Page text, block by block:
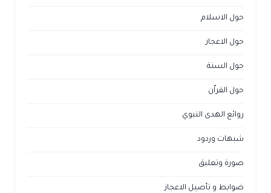
حول الاسلام
حول الاعجاز
حول السنة
حول القراّن
روائع الهدى النبوي
شبهات وردود
صورة وتعليق
ضوابط و تأصيل الاعجاز